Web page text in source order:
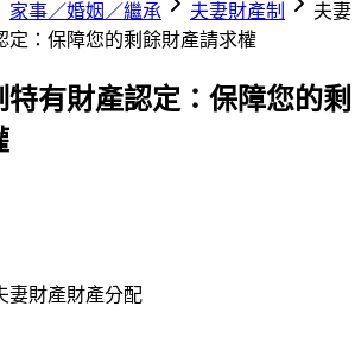
家事／婚姻／繼承 夫妻財產制
夫妻
定：保障您的剩餘財產請求權
有財產認定：保障您的剩
妻財產財產分配